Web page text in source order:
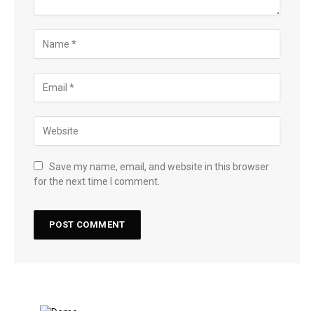
Save my name, email, and website in this browser
for the next time I comment.